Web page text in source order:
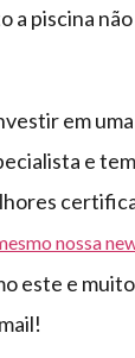
a piscina
em
e
nossa
este e